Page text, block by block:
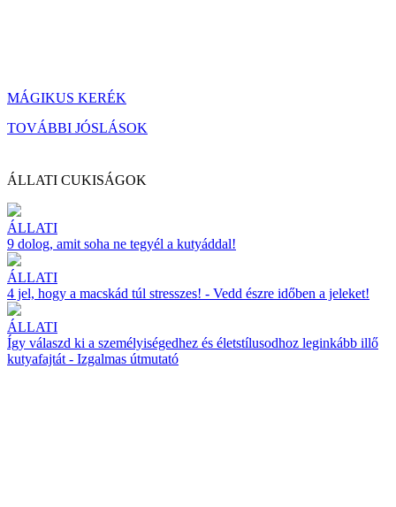
MÁGIKUS KERÉK
TOVÁBBI JÓSLÁSOK
ÁLLATI CUKISÁGOK
ÁLLATI
9 dolog, amit soha ne tegyél a kutyáddal!
ÁLLATI
4 jel, hogy a macskád túl stresszes! - Vedd észre időben a jeleket!
ÁLLATI
Így válaszd ki a személyiségedhez és életstílusodhoz leginkább illő
kutyafajtát - Izgalmas útmutató